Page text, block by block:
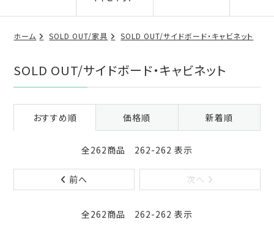
ホーム SOLD OUT/家具 SOLD OUT/サイドボード・キャビネット
SOLD OUT/サイドボード・キャビネット
おすすめ順 価格順 新着順
全262商品 262-262 表示
前へ 次へ
全262商品 262-262 表示